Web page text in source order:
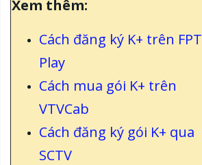
Xem thêm:
Cách đăng ký K+ trên FPT
Play
Cách mua gói K+ trên
VTVCab
Cách đăng ký gói K+ qua
SCTV